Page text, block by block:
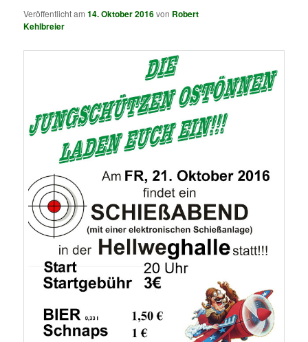
Veröffentlicht am14. Oktober 2016von Robert
Kehlbreier